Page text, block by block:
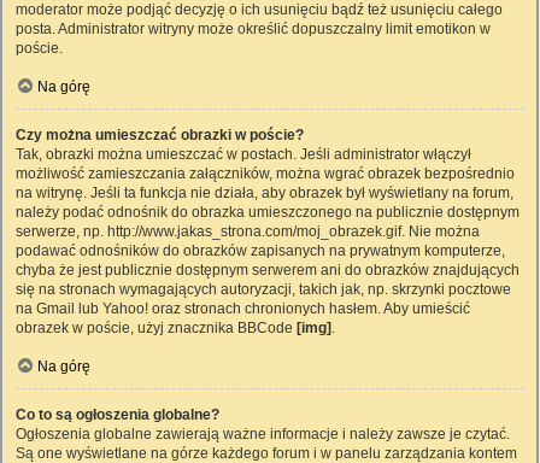
moderator może podjąć decyzję o ich usunięciu bądź też usunięciu całego
posta. Administrator witryny może określić dopuszczalny limit emotikon w
poście.
Na górę
Czy można umieszczać obrazki w poście?
Tak, obrazki można umieszczać w postach. Jeśli administrator włączył
możliwość zamieszczania załączników, można wgrać obrazek bezpośrednio
na witrynę. Jeśli ta funkcja nie działa, aby obrazek był wyświetlany na forum,
należy podać odnośnik do obrazka umieszczonego na publicznie dostępnym
serwerze, np. http://www.jakas_strona.com/moj_obrazek.gif. Nie można
podawać odnośników do obrazków zapisanych na prywatnym komputerze,
chyba że jest publicznie dostępnym serwerem ani do obrazków znajdujących
się na stronach wymagających autoryzacji, takich jak, np. skrzynki pocztowe
na Gmail lub Yahoo! oraz stronach chronionych hasłem. Aby umieścić
obrazek w poście, użyj znacznika BBCode [img] .
Na górę
Co to są ogłoszenia globalne?
Ogłoszenia globalne zawierają ważne informacje i należy zawsze je czytać.
Są one wyświetlane na górze każdego forum i w panelu zarządzania kontem